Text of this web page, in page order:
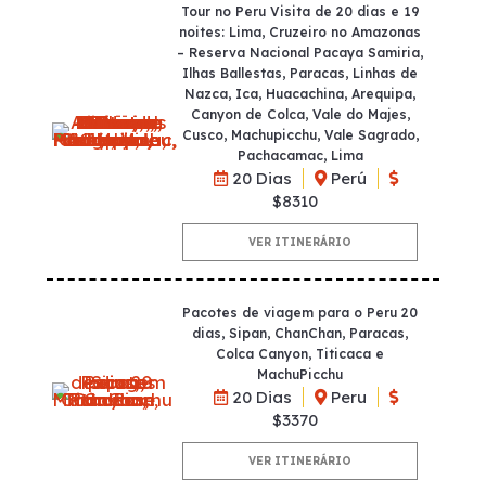
Tour no Peru Visita de 20 dias e 19
noites: Lima, Cruzeiro no Amazonas
– Reserva Nacional Pacaya Samiria,
Ilhas Ballestas, Paracas, Linhas de
Nazca, Ica, Huacachina, Arequipa,
Canyon de Colca, Vale do Majes,
Cusco, Machupicchu, Vale Sagrado,
Pachacamac, Lima
20 Dias
Perú
$8310
VER ITINERÁRIO
Pacotes de viagem para o Peru 20
dias, Sipan, ChanChan, Paracas,
Colca Canyon, Titicaca e
MachuPicchu
20 Dias
Peru
$3370
VER ITINERÁRIO